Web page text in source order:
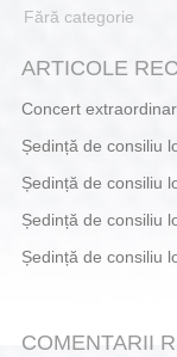
Fără categorie
ARTICOLE
Concert
Ședință de consiliu
Ședință de consiliu
Ședință de consiliu
Ședință de consiliu
COMENTARII